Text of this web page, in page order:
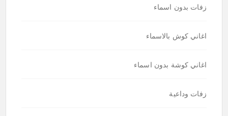
زفات بدون اسماء
اغاني كوش بالاسماء
اغاني كوشة بدون اسماء
زفات وداعية